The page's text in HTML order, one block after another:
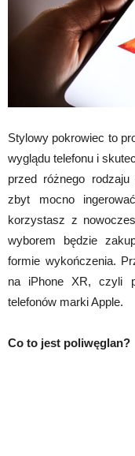
Stylowy pokrowiec to
wyglądu telefonu i
przed różnego
zbyt mocno
korzystasz z
wyborem będzie
formie wykończenia.
na iPhone XR, czyli
telefonów marki Apple.
Co to jest poliwęglan?